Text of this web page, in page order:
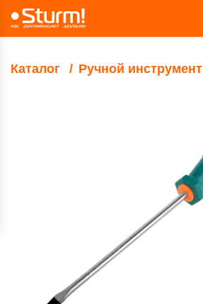
Каталог Ручной инструмент